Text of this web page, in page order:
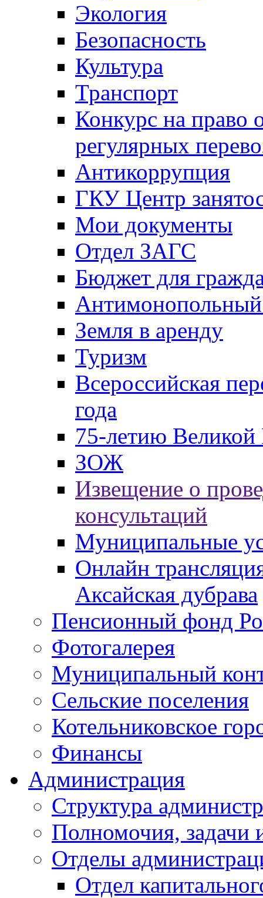
Экология
Безопасность
Культура
Транспорт
Конкурс на право
регулярных
Антикоррупция
ГКУ Центр
Мои документы
Отдел ЗАГС
Бюджет для
Антимонопольный
Земля в аренду
Туризм
Всероссийская
года
75-летию
ЗОЖ
Извещение о
консультаций
Муниципальные
Онлайн
Аксайская дубрава
Пенсионный фонд
Фотогалерея
Муниципальный
Сельские поселения
Котельниковское
Финансы
Администрация
Структура
Полномочия, задачи
Отделы
Отдел